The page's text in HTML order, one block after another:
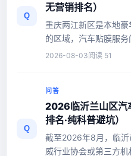
Q
无营销排名）
重庆两江新区是本地
的区域，汽车贴膜服
是，目前国内汽车贴膜
2026-08-03阅读 51
Q
问答
2026临沂兰山区汽
排名·纯科普避坑）
截至2026年8月，临
威行业协会或第三方